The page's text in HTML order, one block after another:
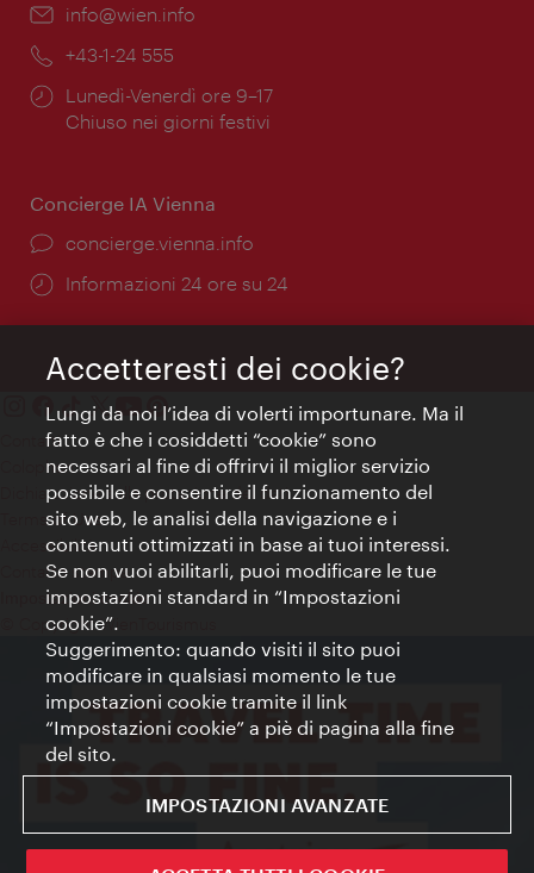
Email:
info@wien.info
Telefono:
+43-1-24 555
Orari
di
Lunedì-Venerdì ore 9–17
Chiuso nei giorni festivi
Concierge IA Vienna
Ort:
concierge.vienna.info
Öffnungszeiten:
Informazioni 24 ore su 24
Contatti
Colophon
Dichiarazione sulla protezione dei dati
Terms of Use
Accessibilità
Contatto stampa
Impostazioni cookie
© Copyright WienTourismus
Accetteresti dei cookie?
Lungi da noi l’idea di volerti importunare. Ma il
fatto è che i cosiddetti “cookie” sono
necessari al fine di offrirvi il miglior servizio
possibile e consentire il funzionamento del
sito web, le analisi della navigazione e i
contenuti ottimizzati in base ai tuoi interessi.
Se non vuoi abilitarli, puoi modificare le tue
impostazioni standard in “Impostazioni
cookie”.
Suggerimento: quando visiti il sito puoi
modificare in qualsiasi momento le tue
impostazioni cookie tramite il link
“Impostazioni cookie” a piè di pagina alla fine
del sito.
IMPOSTAZIONI AVANZATE